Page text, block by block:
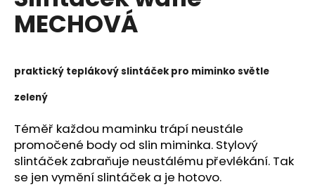
0,0
MECHOVÁ
praktický teplákový slintáček pro miminko světle
zelený
Téměř každou maminku trápí neustále
promočené body od slin miminka. Stylový
slintáček zabraňuje neustálému převlékání. Tak
se jen vymění slintáček a je hotovo.
a
j
t
?
HLEDAT